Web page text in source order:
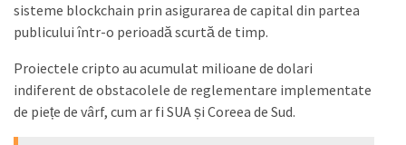
sisteme blockchain prin asigurarea de capital din partea
publicului într-o perioadă scurtă de timp.
Proiectele cripto au acumulat milioane de dolari
indiferent de obstacolele de reglementare implementate
de piețe de vârf, cum ar fi SUA și Coreea de Sud.